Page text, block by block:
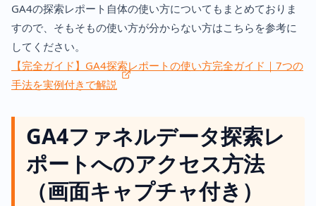
GA4の探索レポート自体の使い方についてもまとめておりま
すので、そもそもの使い方が分からない方はこちらを参考に
してください。
【完全ガイド】GA4探索レポートの使い方完全ガイド｜7つの
手法を実例付きで解説
GA4ファネルデータ探索レ
ポートへのアクセス方法
（画面キャプチャ付き）